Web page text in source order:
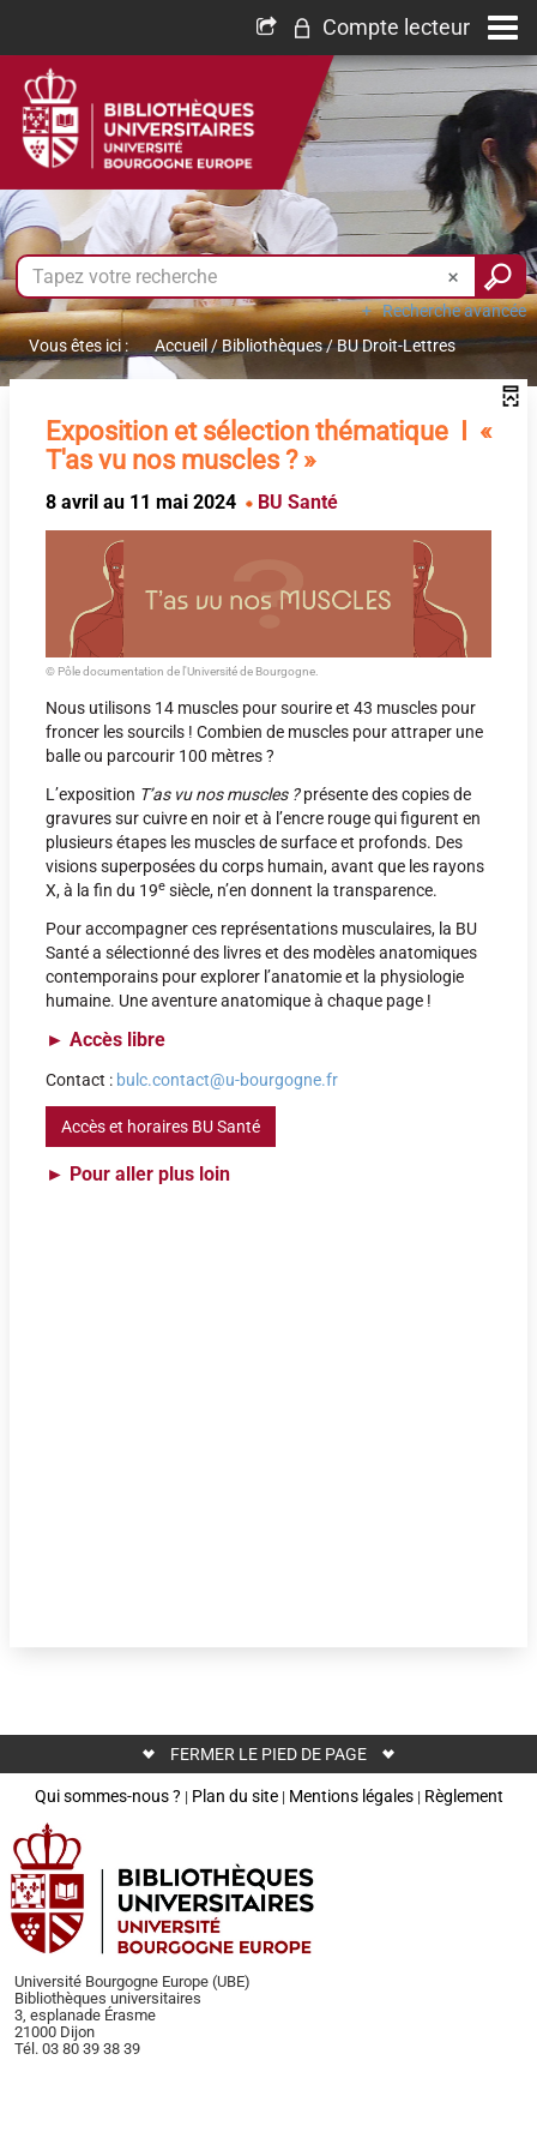
Compte lecteur
Recherche avancée
Vous êtes ici :
Accueil /Bibliothèques/BU Droit-Lettres
Exposition et sélection thématique I «
T'as vu nos muscles ? »
8 avril au 11 mai 2024 BU Santé
© Pôle documentation de l'Université de Bourgogne.
Nous utilisons 14 muscles pour sourire et 43 muscles pour
froncer les sourcils ! Combien de muscles pour attraper une
balle ou parcourir 100 mètres ?
L’exposition T’as vu nos muscles ?présente des copies de
gravures sur cuivre en noir et à l’encre rouge qui figurent en
plusieurs étapes les muscles de surface et profonds. Des
visions superposées du corps humain, avant que les rayons
X, à la fin du 19e siècle, n’en donnent la transparence.
Pour accompagner ces représentations musculaires, la BU
Santé a sélectionné des livres et des modèles anatomiques
contemporains pour explorer l’anatomie et la physiologie
humaine. Une aventure anatomique à chaque page !
► Accès libre
Contact : bulc.contact@u-bourgogne.fr
Accès et horaires BU Santé
► Pour aller plus loin
FERMER LE PIED DE PAGE
Qui sommes-nous ? | Plan du site| Mentions légales| Règlement
Université Bourgogne Europe (UBE)
Bibliothèques universitaires
3, esplanade Érasme
21000 Dijon
Tél. 03 80 39 38 39